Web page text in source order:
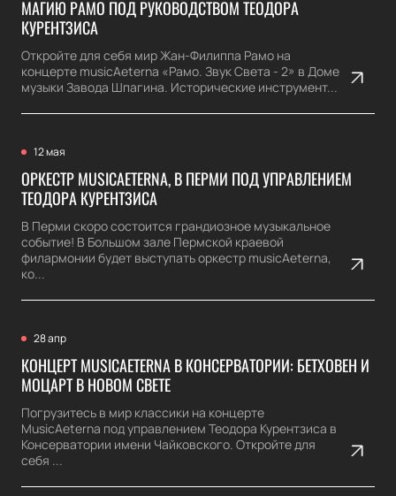
МАГИЮ РАМО ПОД РУКОВОДСТВОМ ТЕОДОРА
КУРЕНТЗИСА
Откройте для себя мир Жан-Филиппа Рамо на
концерте musicAeterna «Рамо. Звук Света - 2» в Доме
музыки Завода Шпагина. Исторические инструмент...
12 мая
ОРКЕСТР MUSICAETERNA, В ПЕРМИ ПОД УПРАВЛЕНИЕМ
ТЕОДОРА КУРЕНТЗИСА
В Перми скоро состоится грандиозное музыкальное
событие! В Большом зале Пермской краевой
филармонии будет выступать оркестр musicAeterna,
ко...
28 апр
КОНЦЕРТ MUSICAETERNA В КОНСЕРВАТОРИИ: БЕТХОВЕН И
МОЦАРТ В НОВОМ СВЕТЕ
Погрузитесь в мир классики на концерте
MusicAeterna под управлением Теодора Курентзиса в
Консерватории имени Чайковского. Откройте для
себя ...